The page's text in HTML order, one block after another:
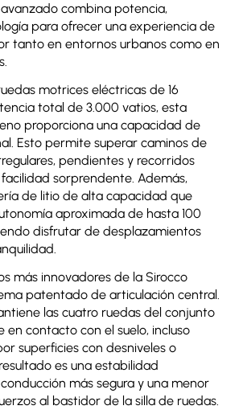
combina potencia,
para ofrecer una experiencia de
tanto en entornos urbanos como en
motrices eléctricas de 16
total de 3.000 vatios, esta
proporciona una capacidad de
Esto permite superar caminos de
pendientes y recorridos
sorprendente. Además,
de litio de alta capacidad que
aproximada de hasta 100
disfrutar de desplazamientos
más innovadores de la Sirocco
patentado de articulación central.
las cuatro ruedas del conjunto
contacto con el suelo, incluso
superficies con desniveles o
es una estabilidad
más segura y una menor
al bastidor de la silla de ruedas.